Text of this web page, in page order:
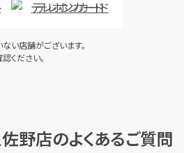
テレホンカード
い店舗がございます。
ください。
野店のよくあるご質問